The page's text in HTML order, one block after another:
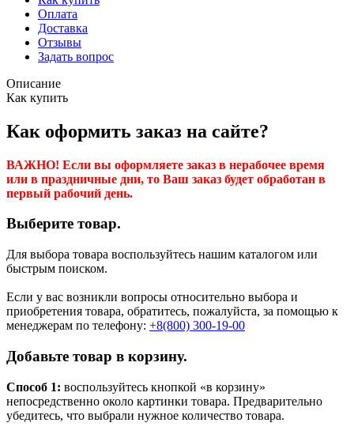
Оплата
Доставка
Отзывы
Задать вопрос
Описание
Как купить
Как оформить заказ на сайте?
ВАЖНО! Если вы оформляете заказ в нерабочее время
или в праздничные дни, то Ваш заказ будет обработан в
первый рабочий день.
Выберите товар.
Для выбора товара воспользуйтесь нашим каталогом или
быстрым поиском.
Если у вас возникли вопросы относительно выбора и
приобретения товара, обратитесь, пожалуйста, за помощью к
менеджерам по телефону: +8(800) 300-19-00
Добавьте товар в корзину.
Способ 1: воспользуйтесь кнопкой «в корзину»
непосредственно около картинки товара. Предварительно
убедитесь, что выбрали нужное количество товара.